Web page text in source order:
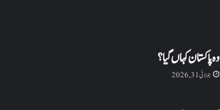
وہ پاکستان کہاں گیا؟
جولائی 31, 2026